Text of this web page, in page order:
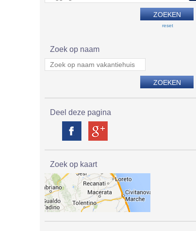
reset
Zoek op naam
Deel deze pagina
Zoek op kaart